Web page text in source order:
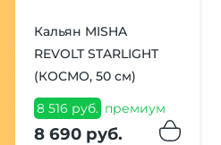
Кальян MISHA
REVOLT STARLIGHT
(КОСМО, 50 см)
8 516 руб. премиум
8 690 руб.